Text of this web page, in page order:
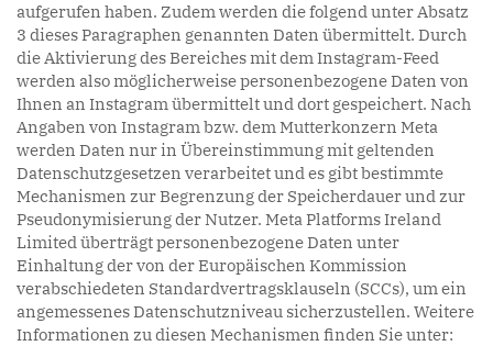
aufgerufen haben. Zudem werden die folgend unter Absatz
3 dieses Paragraphen genannten Daten übermittelt. Durch
die Aktivierung des Bereiches mit dem Instagram-Feed
werden also möglicherweise personenbezogene Daten von
Ihnen an Instagram übermittelt und dort gespeichert. Nach
Angaben von Instagram bzw. dem Mutterkonzern Meta
werden Daten nur in Übereinstimmung mit geltenden
Datenschutzgesetzen verarbeitet und es gibt bestimmte
Mechanismen zur Begrenzung der Speicherdauer und zur
Pseudonymisierung der Nutzer. Meta Platforms Ireland
Limited überträgt personenbezogene Daten unter
Einhaltung der von der Europäischen Kommission
verabschiedeten Standardvertragsklauseln (SCCs), um ein
angemessenes Datenschutzniveau sicherzustellen. Weitere
Informationen zu diesen Mechanismen finden Sie unter: